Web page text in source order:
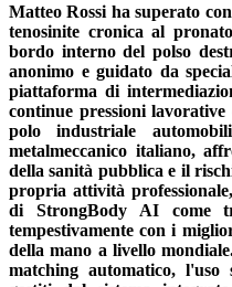
Matteo Rossi ha superato
tenosinite cronica al
bordo interno del polso
anonimo e guidato da
piattaforma di
continue pressioni
polo industriale
metalmeccanico italiano,
della sanità pubblica e il
propria attività
di StrongBody AI come
tempestivamente con i
della mano a livello
matching automatico,